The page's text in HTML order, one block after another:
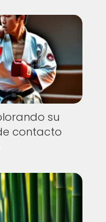
su
contacto